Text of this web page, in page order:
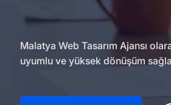
Malatya Web Tasarım Ajansı
uyumlu ve yüksek dönüşüm